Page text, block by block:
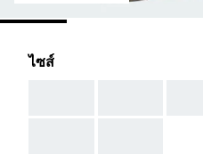
ไซส์